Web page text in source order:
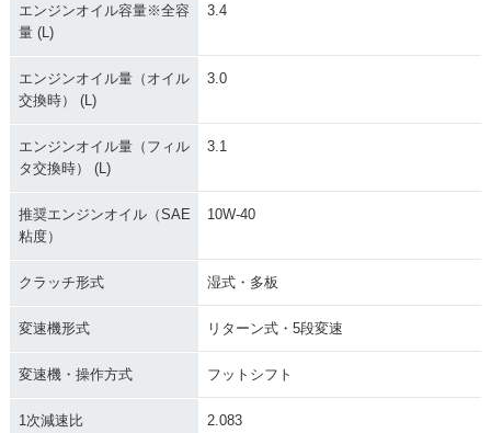
エンジンオイル容量※全容
量 (L)
3.4
エンジンオイル量（オイル
交換時） (L)
3.0
エンジンオイル量（フィル
タ交換時） (L)
3.1
推奨エンジンオイル（SAE
粘度）
10W-40
クラッチ形式 湿式・多板
変速機形式 リターン式・5段変速
変速機・操作方式 フットシフト
1次減速比 2.083